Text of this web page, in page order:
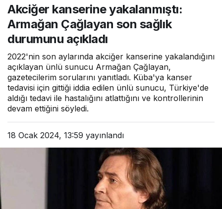
Çağlayan son sağlık
durumunu açıkladı
Akciğer kanserine yakalanmıştı:
Armağan Çağlayan son sağlık
durumunu açıkladı
2022'nin son aylarında akciğer kanserine yakalandığını
açıklayan ünlü sunucu Armağan Çağlayan,
gazetecilerim sorularını yanıtladı. Küba'ya kanser
tedavisi için gittiği iddia edilen ünlü sunucu, Türkiye'de
aldığı tedavi ile hastalığını atlattığını ve kontrollerinin
devam ettiğini söyledi.
18 Ocak 2024, 13:59 yayınlandı